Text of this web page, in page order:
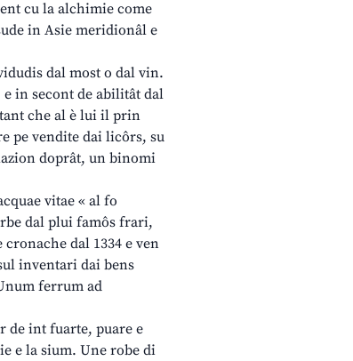
cu la alchimie come
in Asie meridionâl e
dal most o dal vin.
in secont de abilitât dal
che al è lui il prin
pe vendite dai licôrs, su
doprât, un binomi
vitae « al fo
dal plui famôs frari,
dal 1334 e ven
inventari dai bens
ferrum ad
de int fuarte, puare e
e la sium. Une robe di